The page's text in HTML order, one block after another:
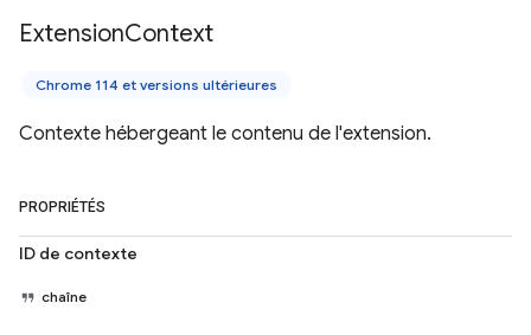
ExtensionContext
Chrome 114 et versions ultérieures
Contexte hébergeant le contenu de l'extension.
PROPRIÉTÉS
ID de contexte
chaîne